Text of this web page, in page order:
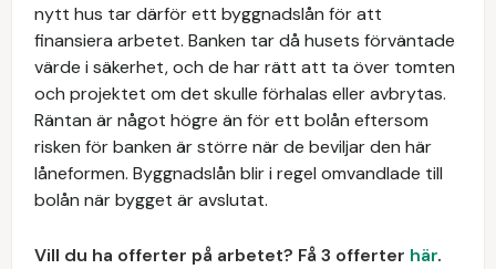
nytt hus tar därför ett byggnadslån för att
finansiera arbetet. Banken tar då husets förväntade
värde i säkerhet, och de har rätt att ta över tomten
och projektet om det skulle förhalas eller avbrytas.
Räntan är något högre än för ett bolån eftersom
risken för banken är större när de beviljar den här
låneformen. Byggnadslån blir i regel omvandlade till
bolån när bygget är avslutat.
Vill du ha offerter på arbetet? Få 3 offerter här.